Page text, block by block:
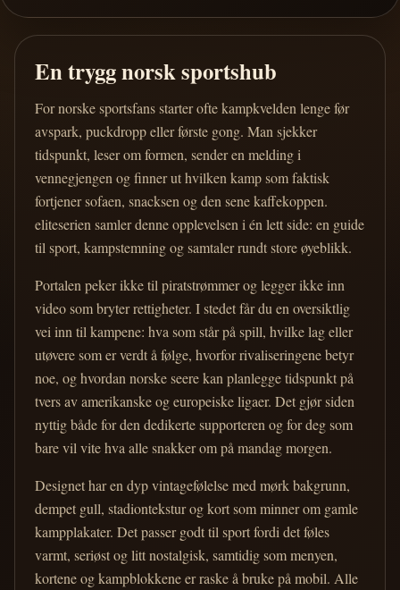
En trygg norsk sportshub
For norske sportsfans starter ofte kampkvelden lenge før
avspark, puckdropp eller første gong. Man sjekker
tidspunkt, leser om formen, sender en melding i
vennegjengen og finner ut hvilken kamp som faktisk
fortjener sofaen, snacksen og den sene kaffekoppen.
eliteserien samler denne opplevelsen i én lett side: en guide
til sport, kampstemning og samtaler rundt store øyeblikk.
Portalen peker ikke til piratstrømmer og legger ikke inn
video som bryter rettigheter. I stedet får du en oversiktlig
vei inn til kampene: hva som står på spill, hvilke lag eller
utøvere som er verdt å følge, hvorfor rivaliseringene betyr
noe, og hvordan norske seere kan planlegge tidspunkt på
tvers av amerikanske og europeiske ligaer. Det gjør siden
nyttig både for den dedikerte supporteren og for deg som
bare vil vite hva alle snakker om på mandag morgen.
Designet har en dyp vintagefølelse med mørk bakgrunn,
dempet gull, stadiontekstur og kort som minner om gamle
kampplakater. Det passer godt til sport fordi det føles
varmt, seriøst og litt nostalgisk, samtidig som menyen,
kortene og kampblokkene er raske å bruke på mobil. Alle